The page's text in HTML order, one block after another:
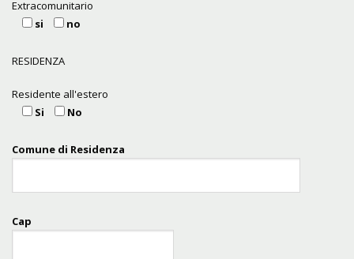
Extracomunitario
si
no
RESIDENZA
Residente all'estero
Si
No
Comune di Residenza
Cap